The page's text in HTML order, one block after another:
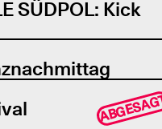
SÜDPOL: Kick